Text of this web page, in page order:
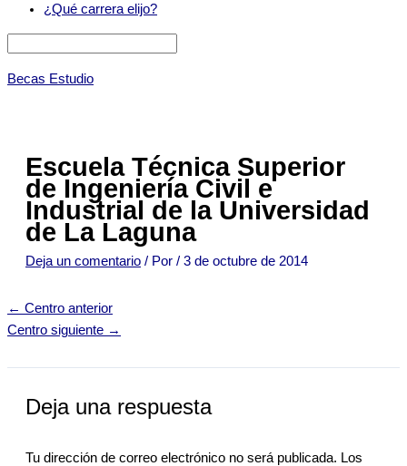
¿Qué carrera elijo?
Becas Estudio
Escuela Técnica Superior
de Ingeniería Civil e
Industrial de la Universidad
de La Laguna
Deja un comentario / Por / 3 de octubre de 2014
← Centro anterior
Centro siguiente →
Deja una respuesta
Tu dirección de correo electrónico no será publicada. Los